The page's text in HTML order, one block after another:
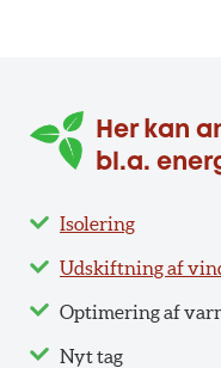
Her kan
bl.a.
Isolering
Udskiftning af
Optimering af
Nyt tag